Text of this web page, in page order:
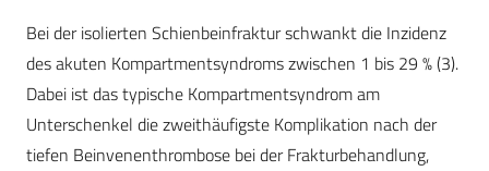
Bei der isolierten Schienbeinfraktur schwankt die Inzidenz
des akuten Kompartmentsyndroms zwischen 1 bis 29 % (3).
Dabei ist das typische Kompartmentsyndrom am
Unterschenkel die zweithäufigste Komplikation nach der
tiefen Beinvenenthrombose bei der Frakturbehandlung,